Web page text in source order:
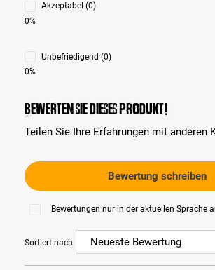
Akzeptabel (0)
0%
Unbefriedigend (0)
0%
Bewerten Sie dieses Produkt!
Teilen Sie Ihre Erfahrungen mit anderen
Bewertung schreiben
Bewertungen nur in der aktuellen Sprache
Sortiert nach